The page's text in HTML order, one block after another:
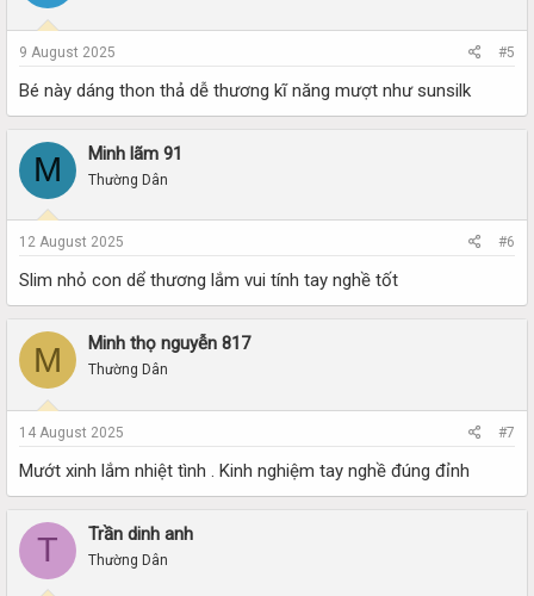
9 August 2025 #5
Bé này dáng thon thả dễ thương kĩ năng mượt như sunsilk
M Minh lãm 91
Thường Dân
12 August 2025 #6
Slim nhỏ con dể thương lắm vui tính tay nghề tốt
M Minh thọ nguyễn 817
Thường Dân
14 August 2025 #7
Mướt xinh lắm nhiệt tình . Kinh nghiệm tay nghề đúng đỉnh
T Trần dinh anh
Thường Dân